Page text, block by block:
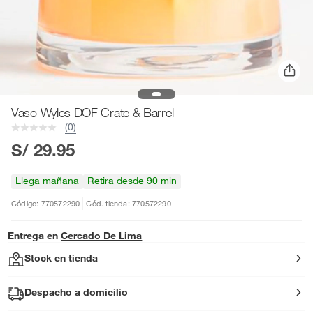
Vaso Wyles DOF Crate & Barrel
(0)
S/ 29.95
Llega mañana Retira desde 90 min
Código: 770572290 Cód. tienda: 770572290
Entrega en Cercado De Lima
Stock en tienda
Despacho a domicilio